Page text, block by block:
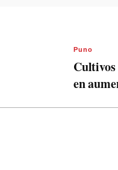
Puno
Cultivos
en